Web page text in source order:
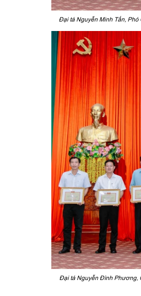
Đại tá Nguyễn Minh Tấn,
Đại tá Nguyễn Đình Phương,